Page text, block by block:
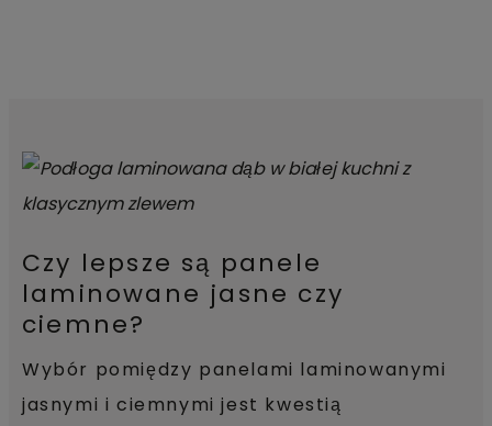
Czy lepsze są panele
laminowane jasne czy
ciemne?
Wybór pomiędzy panelami laminowanymi
jasnymi i ciemnymi jest kwestią